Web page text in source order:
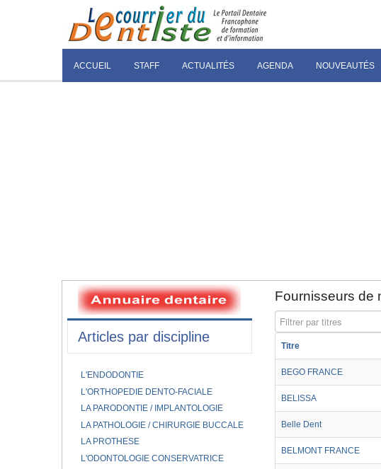
ACCUEIL STAFF ACTUALITÉS AGENDA NOUVEAUTÉS
Fournisseurs de
Filtrer par titres
Titre
BEGO FRANCE
BELISSA
Belle Dent
BELMONT FRANCE
Articles par discipline
L'ENDODONTIE
L'ORTHOPEDIE DENTO-FACIALE
LA PARODONTIE / IMPLANTOLOGIE
LA PATHOLOGIE / CHIRURGIE BUCCALE
LA PROTHESE
L'ODONTOLOGIE CONSERVATRICE